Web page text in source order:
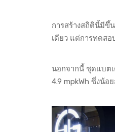
การสร้างสถิตินี้มีขึ้
เดียว แต่การทดสอ
นอกจากนี้ ชุดแบตเ
4.9 mpkWh ซึ่งน้อ